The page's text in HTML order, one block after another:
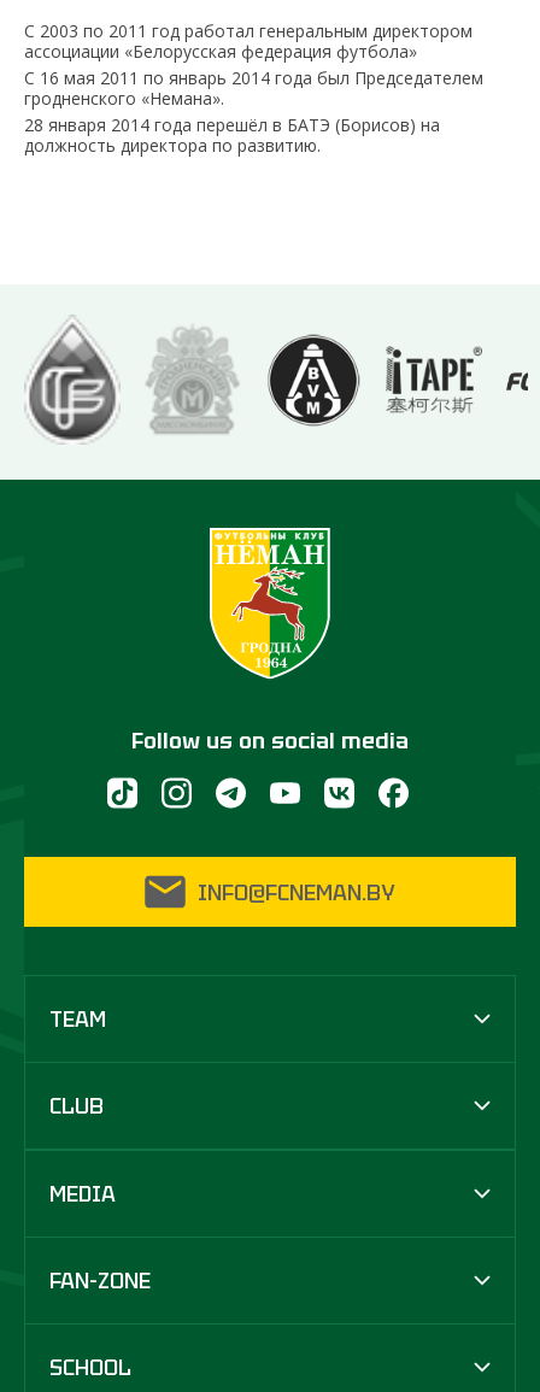
С 2003 по 2011 год работал генеральным директором
ассоциации «Белорусская федерация футбола»
С 16 мая 2011 по январь 2014 года был Председателем
гродненского «Немана».
28 января 2014 года перешёл в БАТЭ (Борисов) на
должность директора по развитию.
Follow us on social media
INFO@FCNEMAN.BY
TEAM
CLUB
MEDIA
FAN-ZONE
SCHOOL